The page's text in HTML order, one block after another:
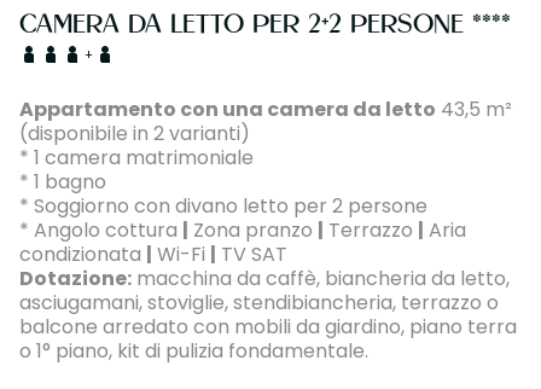
CAMERA DA LETTO PER 2+2 PERSONE ****
+
Appartamento con una camera da letto 43,5 m²
(disponibile in 2 varianti)
* 1 camera matrimoniale
* 1 bagno
* Soggiorno con divano letto per 2 persone
* Angolo cottura | Zona pranzo | Terrazzo | Aria
condizionata | Wi-Fi | TV SAT
Dotazione: macchina da caffè, biancheria da letto,
asciugamani, stoviglie, stendibiancheria, terrazzo o
balcone arredato con mobili da giardino, piano terra
o 1° piano, kit di pulizia fondamentale.